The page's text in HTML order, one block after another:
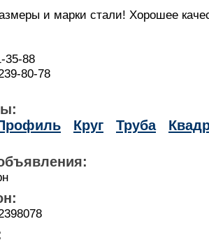
и марки стали! Хорошее
35-88
80-78
Круг Труба